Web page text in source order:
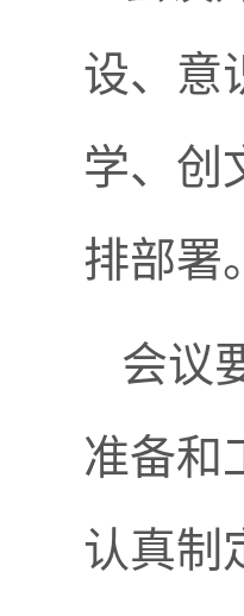
设、意
学、创
排部署。
会议
准备和
认真制